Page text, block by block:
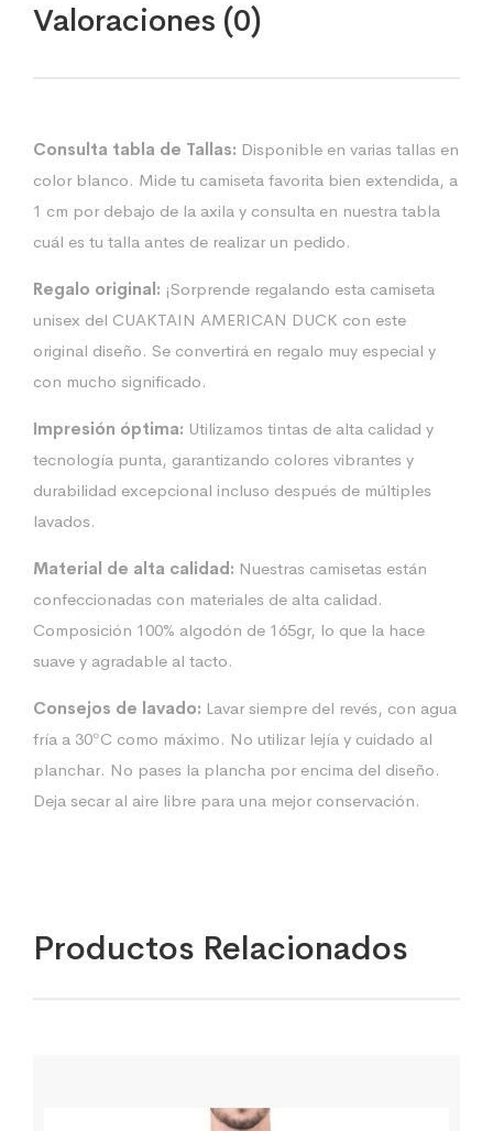
Valoraciones (0)
Consulta tabla de Tallas: Disponible en varias tallas en
color blanco. Mide tu camiseta favorita bien extendida, a
1 cm por debajo de la axila y consulta en nuestra tabla
cuál es tu talla antes de realizar un pedido.
Regalo original: ¡Sorprende regalando esta camiseta
unisex del CUAKTAIN AMERICAN DUCK con este
original diseño. Se convertirá en regalo muy especial y
con mucho significado.
Impresión óptima: Utilizamos tintas de alta calidad y
tecnología punta, garantizando colores vibrantes y
durabilidad excepcional incluso después de múltiples
lavados.
Material de alta calidad: Nuestras camisetas están
confeccionadas con materiales de alta calidad.
Composición 100% algodón de 165gr, lo que la hace
suave y agradable al tacto.
Consejos de lavado: Lavar siempre del revés, con agua
fría a 30ºC como máximo. No utilizar lejía y cuidado al
planchar. No pases la plancha por encima del diseño.
Deja secar al aire libre para una mejor conservación.
Productos Relacionados